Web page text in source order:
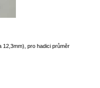
12,3mm), pro hadici průměr